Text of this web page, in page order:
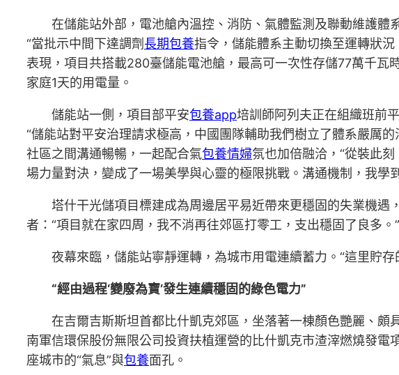
在儲能站外部，電池艙內溫控、消防、氣體監測及聯動維護體
“當批示中間下達調劑 長期包養指令，儲能體系主動切換至運轉狀
表現，項目共搭載280臺儲能電池艙，最高可一次性存儲77萬千瓦
家庭1天的用電量。
儲能站一側，項目部平安包養app培訓師阿列夫正在組織班前
“儲能站對平安治理請求極高，中國團隊輔助我們樹立了體系嚴厲
社區之間溝通暢暢，一起配合氣包養情婦氛也加倍融洽，“從裝此
場力量對決，變成了一場美學與心靈的極限挑戰。溝通機制，我
塔什干光儲項目標建成為周邊居平易近帶來更穩固的失業機
者：“項目就在家四周，我不消再往郊區打零工，支出穩固了良多。”
夜幕來臨，儲能站寧靜運轉，為城市用電連續蓄力。“這里貯
“經由過程‘變廢為寶’發生連續穩固的綠色電力”
在吉爾吉斯斯坦首都比什凱克郊區，坐落著一棟顏色艷麗、
南軍信環保股份無限公司投資扶植運營的比什凱克市渣滓燃燒發電
座城市的“氣息”與包養面孔。